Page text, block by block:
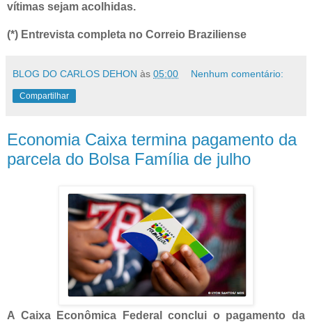
vítimas sejam acolhidas.
(*) Entrevista completa no Correio Braziliense
BLOG DO CARLOS DEHON às 05:00 Nenhum comentário:
Compartilhar
Economia Caixa termina pagamento da
parcela do Bolsa Família de julho
A Caixa Econômica Federal conclui o pagamento da